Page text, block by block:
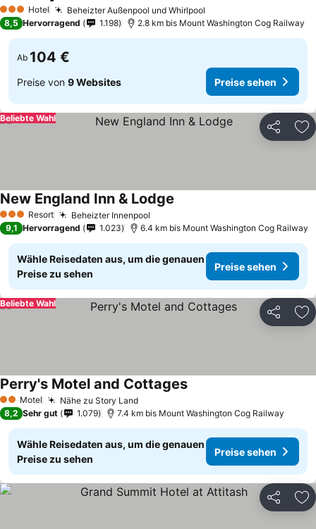
3 SterneHotel Beheizter Außenpool und Whirlpool
8,5 Hervorragend 1.198 2.8 km bis Mount Washington Cog Railway
Ab 104 €
Preise von 9 Websites Preise sehen
Teilen
Beliebte Wahl
3 SterneResort Beheizter Innenpool
New England Inn & Lodge
9,1 Hervorragend 1.023 6.4 km bis Mount Washington Cog Railway
Wähle Reisedaten aus, um die genauen
Preise zu sehen
Preise sehen
Teilen
Beliebte Wahl
2 SterneMotel Nähe zu Story LandPreise sehen
Perry's Motel and CottagesPreise sehen
8,2 Sehr gut 1.079 7.4 km bis Mount Washington Cog Railway
Wähle Reisedaten aus, um die genauen
Preise zu sehen
Preise sehen
Teilen